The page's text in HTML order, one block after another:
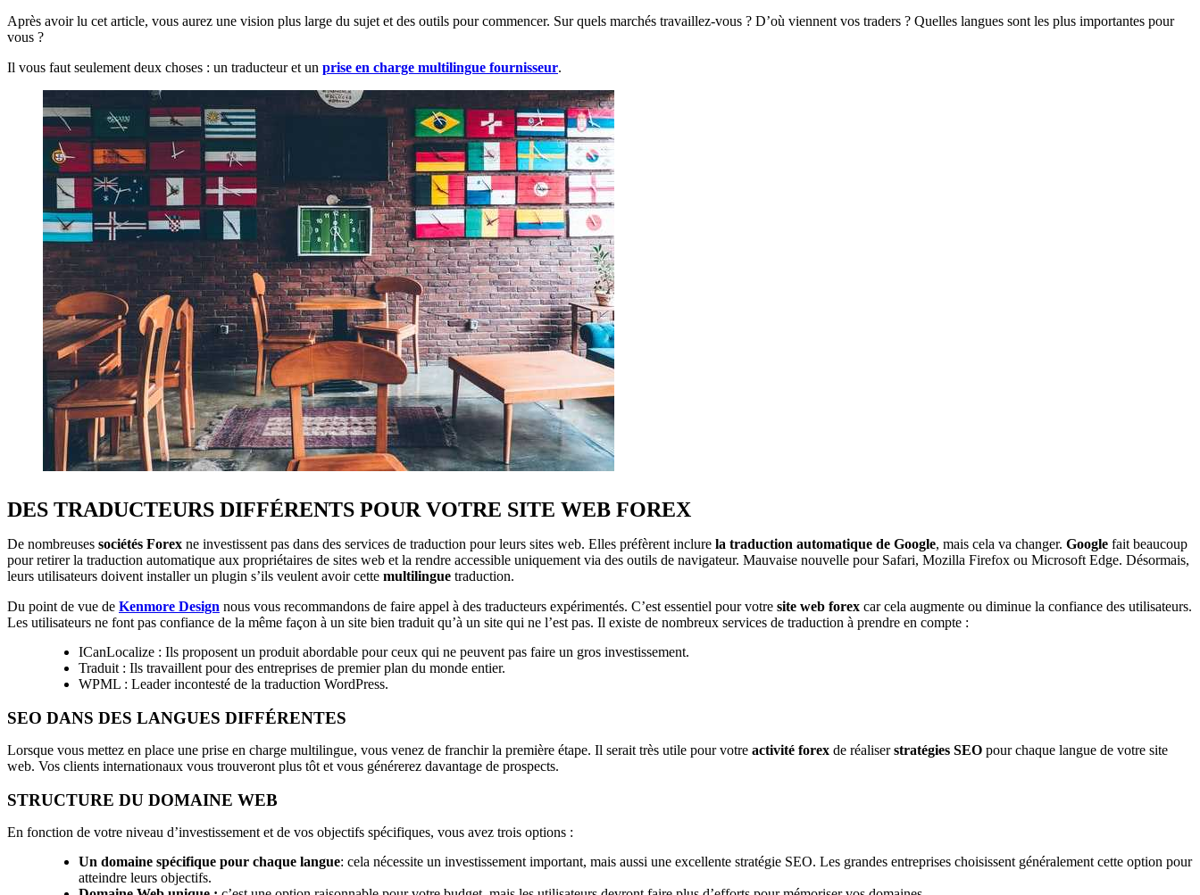
Après avoir lu cet article, vous aurez une vision plus large du sujet et des outils pour commencer. Sur quels marchés travaillez-vous ? D’où viennent vos traders ? Quelles langues sont les plus importantes pour
vous ?
Il vous faut seulement deux choses : un traducteur et un prise en charge multilingue fournisseur.
DES TRADUCTEURS DIFFÉRENTS POUR VOTRE SITE WEB FOREX
De nombreuses sociétés Forex ne investissent pas dans des services de traduction pour leurs sites web. Elles préfèrent inclure la traduction automatique de Google, mais cela va changer. Google fait beaucoup
pour retirer la traduction automatique aux propriétaires de sites web et la rendre accessible uniquement via des outils de navigateur. Mauvaise nouvelle pour Safari, Mozilla Firefox ou Microsoft Edge. Désormais,
leurs utilisateurs doivent installer un plugin s’ils veulent avoir cette multilingue traduction.
Du point de vue de Kenmore Design nous vous recommandons de faire appel à des traducteurs expérimentés. C’est essentiel pour votre site web forex car cela augmente ou diminue la confiance des utilisateurs.
Les utilisateurs ne font pas confiance de la même façon à un site bien traduit qu’à un site qui ne l’est pas. Il existe de nombreux services de traduction à prendre en compte :
ICanLocalize : Ils proposent un produit abordable pour ceux qui ne peuvent pas faire un gros investissement.
Traduit : Ils travaillent pour des entreprises de premier plan du monde entier.
WPML : Leader incontesté de la traduction WordPress.
SEO DANS DES LANGUES DIFFÉRENTES
Lorsque vous mettez en place une prise en charge multilingue, vous venez de franchir la première étape. Il serait très utile pour votre activité forex de réaliserstratégies SEO pour chaque langue de votre site
web. Vos clients internationaux vous trouveront plus tôt et vous générerez davantage de prospects.
STRUCTURE DU DOMAINE WEB
En fonction de votre niveau d’investissement et de vos objectifs spécifiques, vous avez trois options :
Un domaine spécifique pour chaque langue: cela nécessite un investissement important, mais aussi une excellente stratégie SEO. Les grandes entreprises choisissent généralement cette option pour
atteindre leurs objectifs.